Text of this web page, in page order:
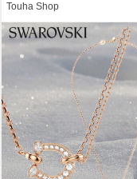
Touha Shop